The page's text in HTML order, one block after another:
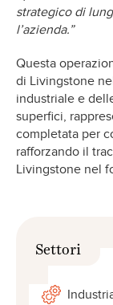
strategico di
l’azienda.”
Questa
di Livingstone
industriale e
superfici,
completata per
rafforzando il
Livingstone nel
Settori